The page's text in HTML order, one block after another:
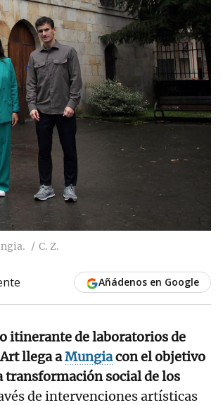
C. Z.
Añádenos en Google
itinerante de laboratorios de
llega aMungiacon el objetivo
transformación social de los
de intervenciones artísticas